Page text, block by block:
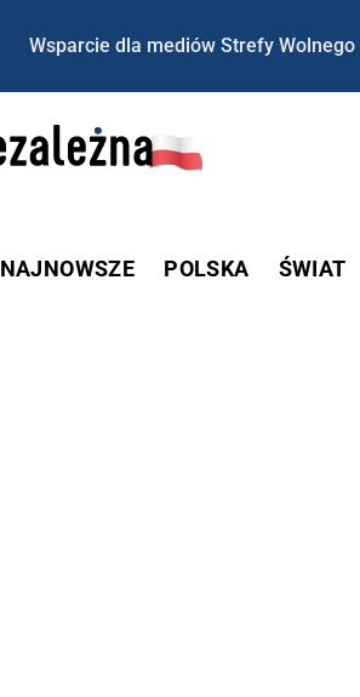
Wsparcie dla mediów Strefy
NAJNOWSZE POLSKA ŚWIAT